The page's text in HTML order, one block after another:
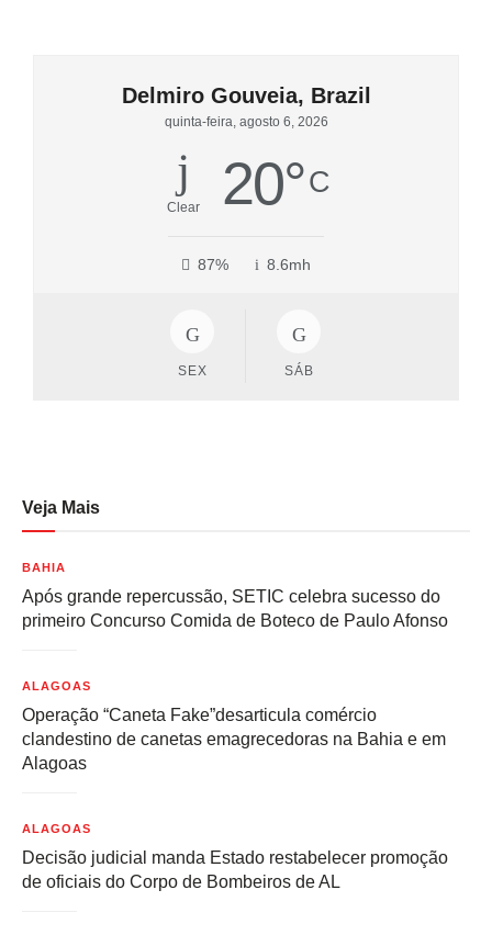
Delmiro Gouveia, Brazil
quinta-feira, agosto 6, 2026
Clear 20°C
87% 8.6mh
SEX SÁB
Veja Mais
BAHIA
Após grande repercussão, SETIC celebra sucesso do
primeiro Concurso Comida de Boteco de Paulo Afonso
ALAGOAS
Operação “Caneta Fake”desarticula comércio
clandestino de canetas emagrecedoras na Bahia e em
Alagoas
ALAGOAS
Decisão judicial manda Estado restabelecer promoção
de oficiais do Corpo de Bombeiros de AL